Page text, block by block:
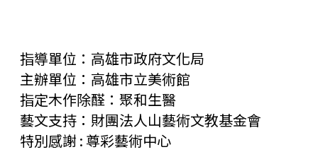
指導單位：高雄市政府文化局
主辦單位：高雄市立美術館
指定木作除醛：聚和生醫
藝文支持：財團法人山藝術文教基金會
特別感謝 : 尊彩藝術中心